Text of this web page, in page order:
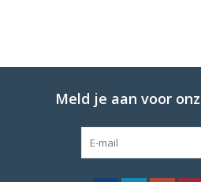
Meld je aan voor